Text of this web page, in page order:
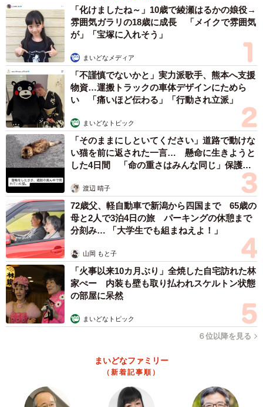
「化けましたね～」10歳で綾瀬はるかの娘役→
雰囲気ガラリの18歳に成長 「メイクで雰囲気
が」「宝塚に入れそう」
まいどなメディア
「不謹慎でないかと」実力派歌手、熊本へ支援
物資…運搬トラックの車体デザインにためら
い 「痛いほど伝わる」「行動され立派」
まいどなトピック
「そのままにしといてください」道路で動けな
い猫を前に返された一言… 懸命に生きようと
した4日間 「命の重さはみんな同じ」保護団
渡辺 晴子
72歳父、軽自動車で新潟から四国まで 65歳の
母と2人で3泊4日の旅 パーキングの休憩まで
分刻み… 「大学生でも組まねえよ！」
山岡 もと子
「火事以来10カ月ぶり」全焼した自宅訪れた林
家ぺー 内装も壁も取り払われスケルトン状態
の部屋に呆然
まいどなトピック
６位以降を見る
まいどなファミリー
（新着記事順）